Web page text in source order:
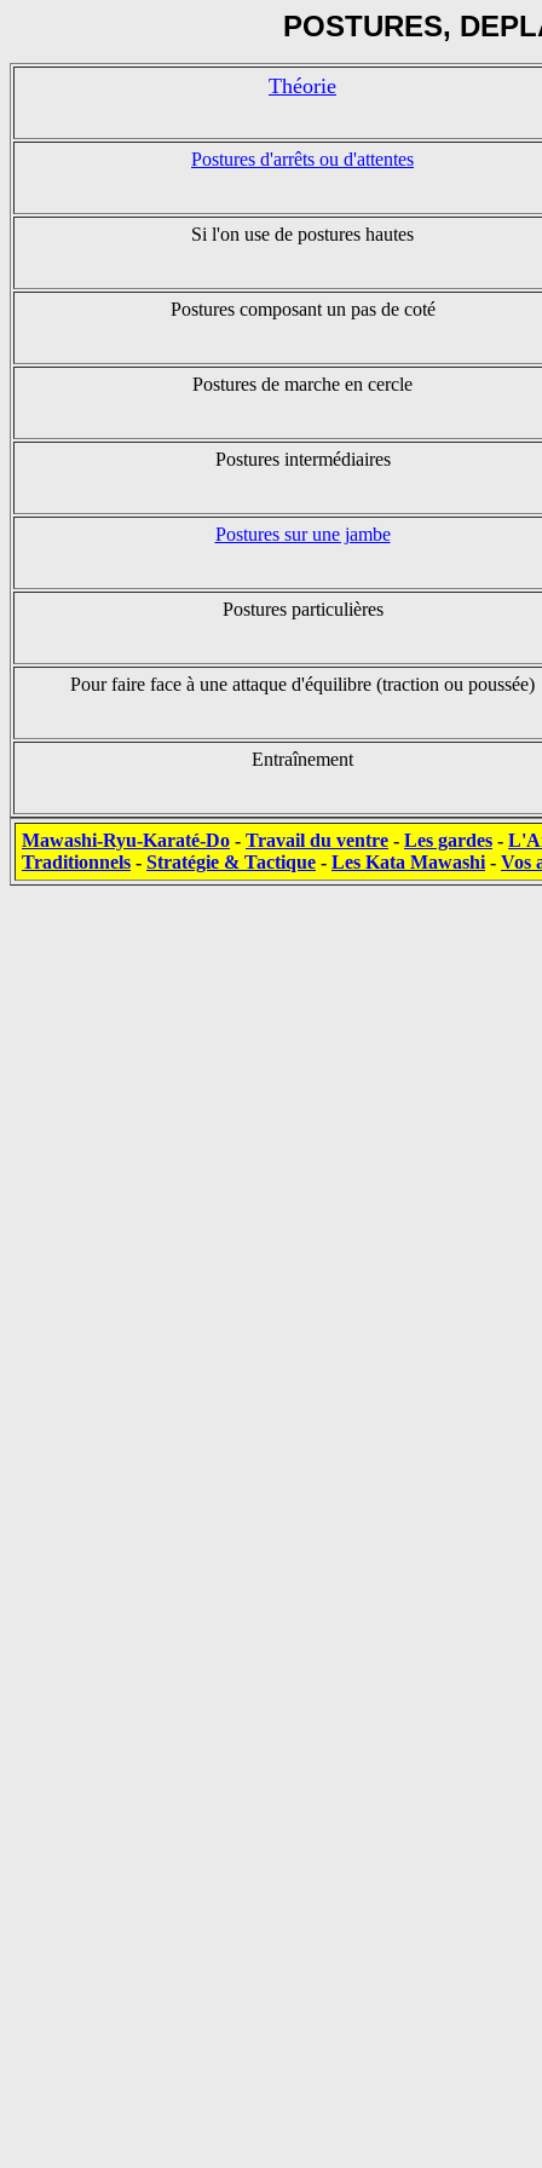
POSTURES,
Théorie
Postures d'arrêts ou d'attentes
Si l'on use de postures hautes
Postures composant un pas de coté
Postures de marche en cercle
Postures intermédiaires
Postures sur une jambe
Postures particulières
Pour faire face à une attaque d'équilibre (traction ou poussée)
Entraînement
Mawashi-Ryu-Karaté-Do - Travail du ventre - Les gardes -
Traditionnels - Stratégie & Tactique - Les Kata Mawashi - Vos